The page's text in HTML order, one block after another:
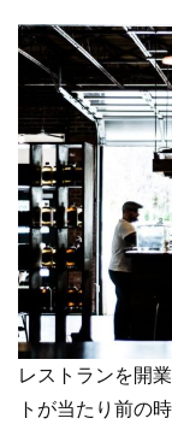
レストランを開
トが当たり前の